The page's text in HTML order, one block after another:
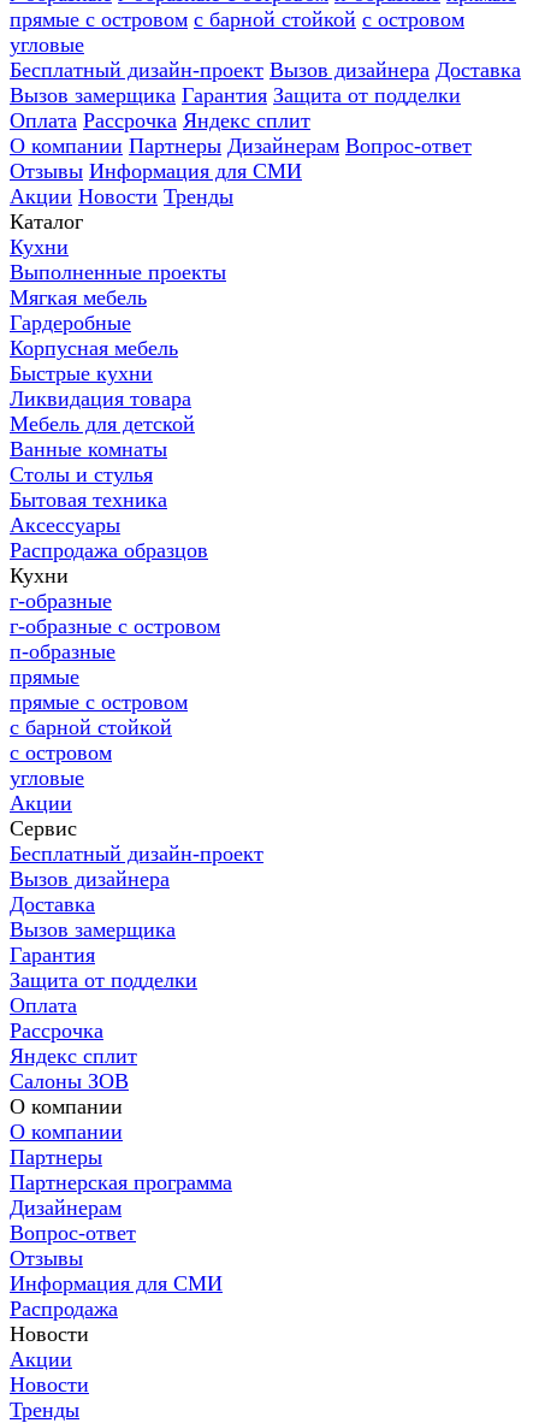
прямые с островом с барной стойкой с островом
угловые
Бесплатный дизайн-проект Вызов дизайнера Доставка
Вызов замерщика Гарантия Защита от подделки
Оплата Рассрочка Яндекс сплит
О компании Партнеры Дизайнерам Вопрос-ответ
Отзывы Информация для СМИ
Акции Новости Тренды
Каталог
Кухни
Выполненные проекты
Мягкая мебель
Гардеробные
Корпусная мебель
Быстрые кухни
Ликвидация товара
Мебель для детской
Ванные комнаты
Столы и стулья
Бытовая техника
Аксессуары
Распродажа образцов
Кухни
г-образные
г-образные с островом
п-образные
прямые
прямые с островом
с барной стойкой
с островом
угловые
Акции
Сервис
Бесплатный дизайн-проект
Вызов дизайнера
Доставка
Вызов замерщика
Гарантия
Защита от подделки
Оплата
Рассрочка
Яндекс сплит
Салоны ЗОВ
О компании
О компании
Партнеры
Партнерская программа
Дизайнерам
Вопрос-ответ
Отзывы
Информация для СМИ
Распродажа
Новости
Акции
Новости
Тренды